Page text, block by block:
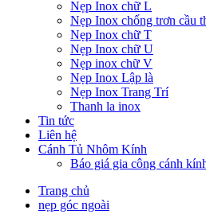
Nẹp Inox chữ L
Nẹp Inox chống trơn cầu
Nẹp Inox chữ T
Nẹp Inox chữ U
Nẹp inox chữ V
Nẹp Inox Lập là
Nẹp Inox Trang Trí
Thanh la inox
Tin tức
Liên hệ
Cánh Tủ Nhôm Kính
Báo giá gia công cánh
Trang chủ
nẹp góc ngoài